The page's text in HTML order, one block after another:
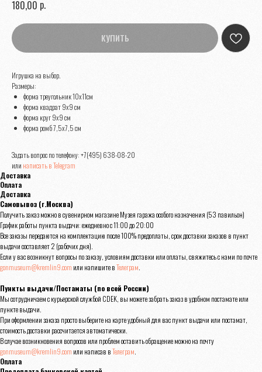
180,00 р.
КУПИТЬ
Игрушка на выбор.
Размеры:
форма треугольник 10х11см
форма квадрат 9х9 см
форма круг 9х9 см
форма ромб 7,5х7,5 см
Задать вопрос по телефону:+7(495) 638-08-20
или написать в Telegram
Доставка
Оплата
Доставка
Самовывоз (г.Москва)
Получить заказ можно в сувенирном магазине Музея гаража особого назначения (53 павильон)
График работы пункта выдачи: ежедневно с 11:00 до 20:00
Все заказы передаются на комплектацию после 100% предоплаты, срок доставки заказов в пункт
выдачи составляет 2 (рабочих дня).
Если у вас возникнут вопросы по заказу, условиям доставки или оплаты, свяжитесь с нами по почте
gonmuseum@kremlin9.com или напишите вТелеграм.
Пункты выдачи/Постаматы (по всей России)
Мы сотрудничаем с курьерской службой CDEK, вы можете забрать заказ в удобном постамате или
пункте выдачи.
При оформлении заказа просто выберите на карте удобный для вас пункт выдачи или постамат,
стоимость доставки рассчитается автоматически.
В случае возникновения вопросов или проблем оставить обращение можно на почту
gonmuseum@kremlin9.com или написав вТелеграм.
Оплата